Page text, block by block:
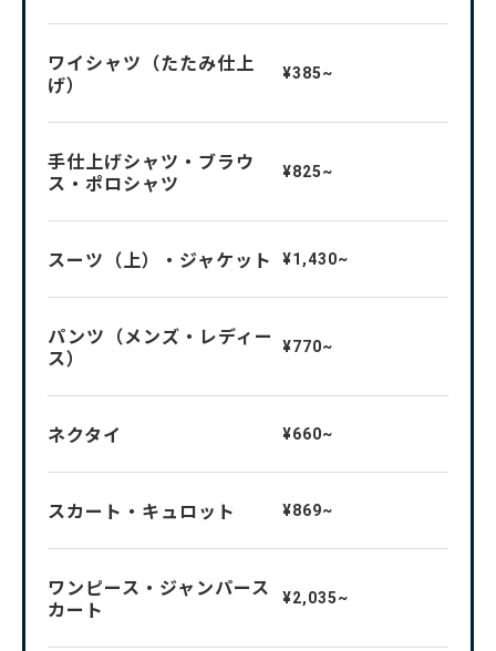
ワイシャツ（たたみ仕上
げ）
¥385~
手仕上げシャツ・ブラウ
ス・ポロシャツ
¥825~
スーツ（上）・ジャケット ¥1,430~
パンツ（メンズ・レディー
ス）
¥770~
ネクタイ ¥660~
スカート・キュロット ¥869~
ワンピース・ジャンパース
カート
¥2,035~